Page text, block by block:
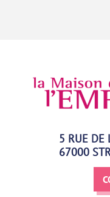
5 RUE DE
67000